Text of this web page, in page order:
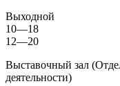
Выходной
10—18
12—20
Выставочный зал
деятельности)